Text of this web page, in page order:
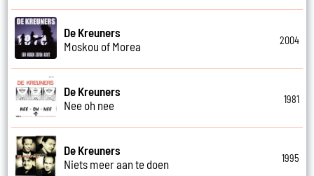
De Kreuners
Moskou of Morea
2004
De Kreuners
Nee oh nee
1981
De Kreuners
Niets meer aan te doen
1995